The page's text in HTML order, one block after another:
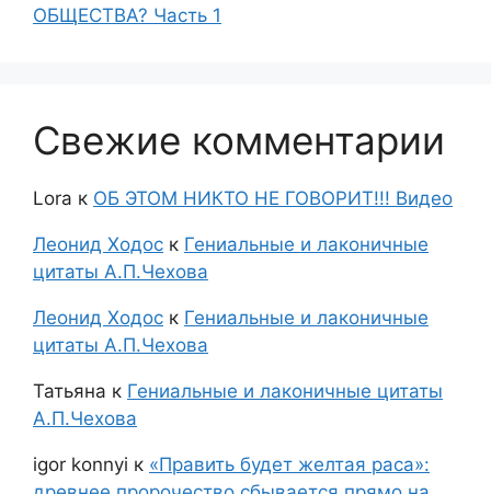
ОБЩЕСТВА? Часть 1
Свежие комментарии
Lora к ОБ ЭТОМ НИКТО НЕ ГОВОРИТ!!! Видео
Леонид Ходос к Гениальные и лаконичные
цитаты А.П.Чехова
Леонид Ходос к Гениальные и лаконичные
цитаты А.П.Чехова
Татьяна к Гениальные и лаконичные цитаты
А.П.Чехова
igor konnyi к «Править будет желтая раса»: